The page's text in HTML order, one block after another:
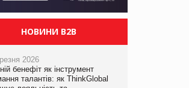
НОВИНИ B2B
2026
бенефіт як інструмент
талантів: як ThinkGlobal